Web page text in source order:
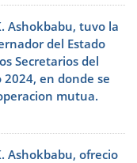
Ashokbabu, tuvo la
del Estado
Secretarios del
en donde se
mutua.
Ashokbabu, ofrecio